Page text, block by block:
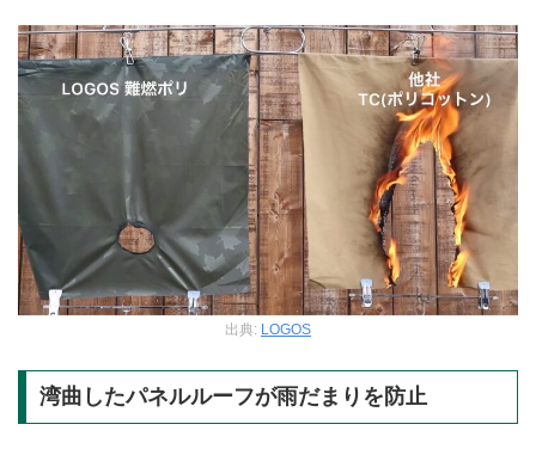
出典: LOGOS
湾曲したパネルルーフが雨だまりを防止